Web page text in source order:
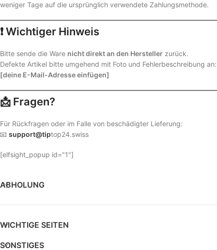
weniger Tage auf die ursprünglich verwendete Zahlungsmethode.
❗ Wichtiger Hinweis
Bitte sende die Ware nicht direkt an den Hersteller zurück.
Defekte Artikel bitte umgehend mit Foto und Fehlerbeschreibung an:
[deine E-Mail-Adresse einfügen]
📩 Fragen?
Für Rückfragen oder im Falle von beschädigter Lieferung:
📧 support@tiptop24.swiss
[elfsight_popup id="1"]
ABHOLUNG
WICHTIGE SEITEN
SONSTIGES